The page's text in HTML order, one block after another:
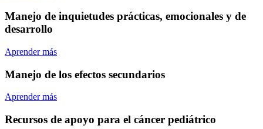
Manejo de inquietudes prácticas, emocionales y de
desarrollo
Aprender más
Manejo de los efectos secundarios
Aprender más
Recursos de apoyo para el cáncer pediátrico